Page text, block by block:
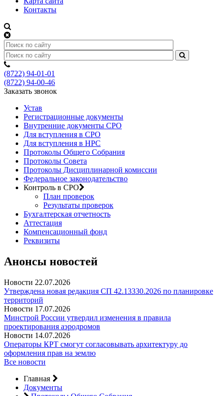
Контакты
(8722) 94-01-01
(8722) 94-00-46
Заказать звонок
Устав
Регистрационные документы
Внутренние документы СРО
Для вступления в СРО
Для вступления в НРС
Протоколы Общего Собрания
Протоколы Совета
Протоколы Дисциплинарной комиссии
Федеральное законодательство
Контроль в СРО
План проверок
Результаты проверок
Бухгалтерская отчетность
Аттестация
Компенсационный фонд
Реквизиты
Анонсы новостей
Новости 22.07.2026
Утверждена новая редакция СП 42.13330.2026 по планировке
территорий
Новости 17.07.2026
Минстрой России утвердил изменения в правила
проектирования аэродромов
Новости 14.07.2026
Операторы КРТ смогут согласовывать архитектуру до
оформления прав на землю
Все новости
Главная
Документы